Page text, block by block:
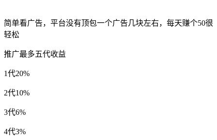
简单看广告，平台没有顶包一个广告几块左右，每天赚个50很
轻松
推广最多五代收益
1代20%
2代10%
3代6%
4代3%